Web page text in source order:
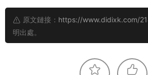
原文鏈接： https://www.didixk.com/
明出處。